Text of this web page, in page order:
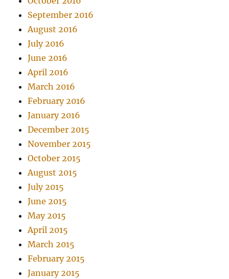
September 2016
August 2016
July 2016
June 2016
April 2016
March 2016
February 2016
January 2016
December 2015
November 2015
October 2015
August 2015
July 2015
June 2015
May 2015
April 2015
March 2015
February 2015
January 2015